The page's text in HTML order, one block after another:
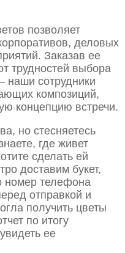
позволяет
деловых
Заказав ее
трудностей выбора
наши сотрудники
композиций,
концепцию встречи.
но стесняетесь
где живет
сделать ей
доставим букет,
номер телефона
отправкой и
получить цветы
по итогу
ее